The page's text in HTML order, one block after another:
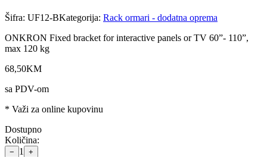
Šifra: UF12-BKategorija: Rack ormari - dodatna oprema
ONKRON Fixed bracket for interactive panels or TV 60”- 110”,
max 120 kg
68,50KM
sa PDV-om
* Važi za online kupovinu
Dostupno
Količina:
− 1 +